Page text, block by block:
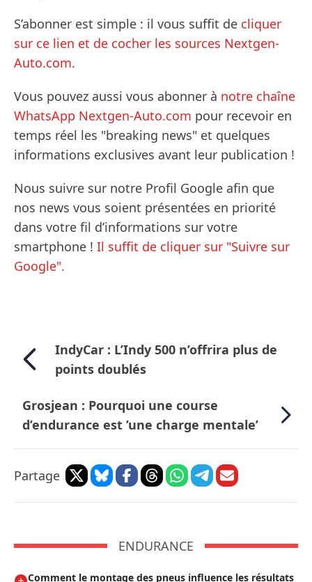
S’abonner est simple : il vous suffit de cliquer
sur ce lien et de cocher les sources Nextgen-
Auto.com.
Vous pouvez aussi vous abonner à notre chaîne
WhatsApp Nextgen-Auto.com pour recevoir en
temps réel les "breaking news" et quelques
informations exclusives avant leur publication !
Nous suivre sur notre Profil Google afin que
nos news vous soient présentées en priorité
dans votre fil d’informations sur votre
smartphone ! Il suffit de cliquer sur "Suivre sur
Google".
IndyCar : L’Indy 500 n’offrira plus de
points doublés
Grosjean : Pourquoi une course
d’endurance est ’une charge mentale’
Partage
ENDURANCE
Comment le montage des pneus influence les résultats